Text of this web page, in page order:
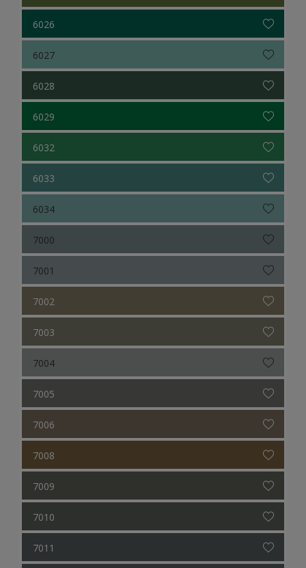
6026
6027
6028
6029
6032
6033
6034
7000
7001
7002
7003
7004
7005
7006
7008
7009
7010
7011